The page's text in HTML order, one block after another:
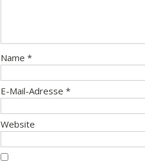
Name *
E-Mail-Adresse *
Website